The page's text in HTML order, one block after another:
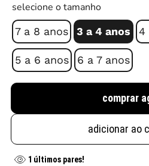
selecione o tamanho
7 a 8 anos 3 a 4 anos 4
5 a 6 anos 6 a 7 anos
comprar
adicionar ao
1 últimos pares!